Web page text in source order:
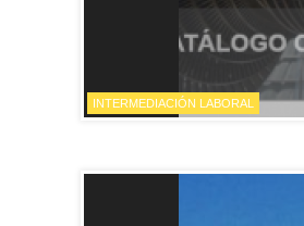
INTERMEDIACIÓN LABORAL